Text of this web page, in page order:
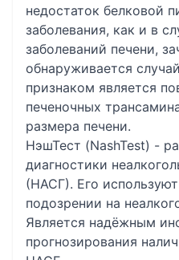
недостаток белковой
заболевания, как и в
заболеваний печени,
обнаруживается
признаком является
печеночных
размера печени.
НэшТест (NashTest) -
диагностики
(НАСГ). Его
подозрении на
Является надёжным
прогнозирования